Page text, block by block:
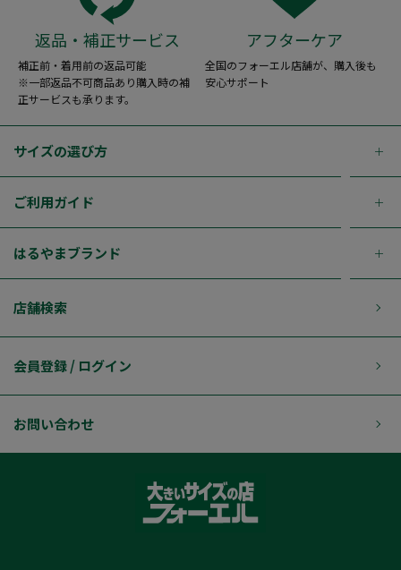
返品・補正サービス
補正前・着用前の返品可能
※一部返品不可商品あり購入時の補
正サービスも承ります。
アフターケア
全国のフォーエル店舗が、購入後も
安心サポート
サイズの選び方
ご利用ガイド
はるやまブランド
店舗検索
会員登録 / ログイン
お問い合わせ